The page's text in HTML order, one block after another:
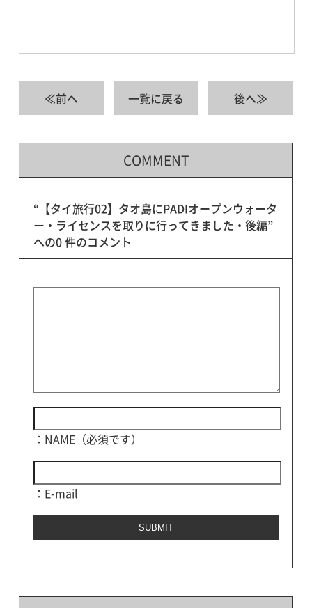
≪前へ 一覧に戻る 後へ≫
COMMENT
“【タイ旅行02】タオ島にPADIオープンウォータ
ー・ライセンスを取りに行ってきました・後編”
への0 件のコメント
：NAME（必須です）
：E-mail